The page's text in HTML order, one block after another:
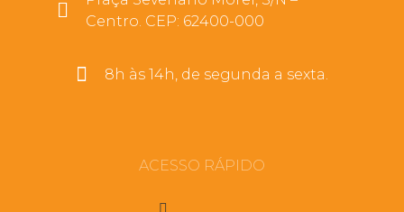
Centro. CEP: 62400-000
8h às 14h, de segunda a sexta.
ACESSO RÁPIDO